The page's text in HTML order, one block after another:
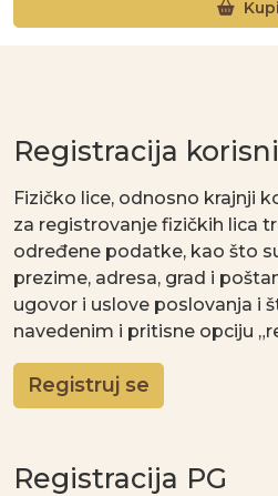
Kupi
Registracija
Fizičko lice, odnosno krajnji
za registrovanje fizičkih lica
određene podatke, kao što
prezime, adresa, grad i
ugovor i uslove poslovanja i
navedenim i pritisne opciju
Registruj se
Registracija PG